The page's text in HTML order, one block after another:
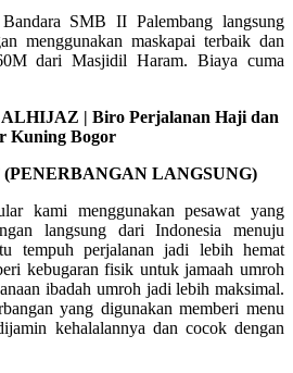
SMB II Palembang langsung
menggunakan maskapai terbaik dan
dari Masjidil Haram. Biaya cuma
| Biro Perjalanan Haji dan
Kuning Bogor
LANGSUNG)
kami menggunakan pesawat yang
langsung dari Indonesia menuju
tempuh perjalanan jadi lebih hemat
kebugaran fisik untuk jamaah umroh
ibadah umroh jadi lebih maksimal.
yang digunakan memberi menu
kehalalannya dan cocok dengan